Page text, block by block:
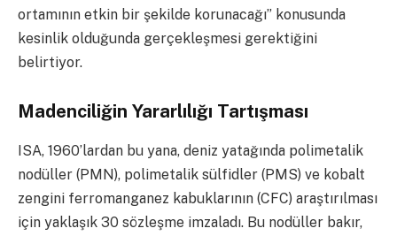
ortamının etkin bir şekilde korunacağı” konusunda
kesinlik olduğunda gerçekleşmesi gerektiğini
belirtiyor.
Madenciliğin Yararlılığı Tartışması
ISA, 1960’lardan bu yana, deniz yatağında polimetalik
nodüller (PMN), polimetalik sülfidler (PMS) ve kobalt
zengini ferromanganez kabuklarının (CFC) araştırılması
için yaklaşık 30 sözleşme imzaladı. Bu nodüller bakır,